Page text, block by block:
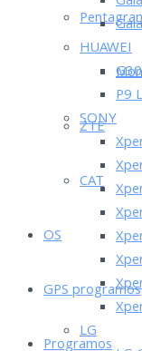
ZTE
CAT
OS
GPS programos
Programos
HUAWEI
P9
SONY
LG